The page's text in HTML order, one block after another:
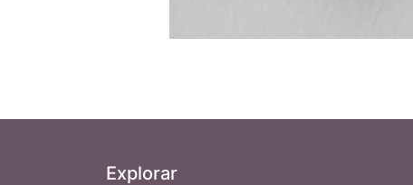
Explorar